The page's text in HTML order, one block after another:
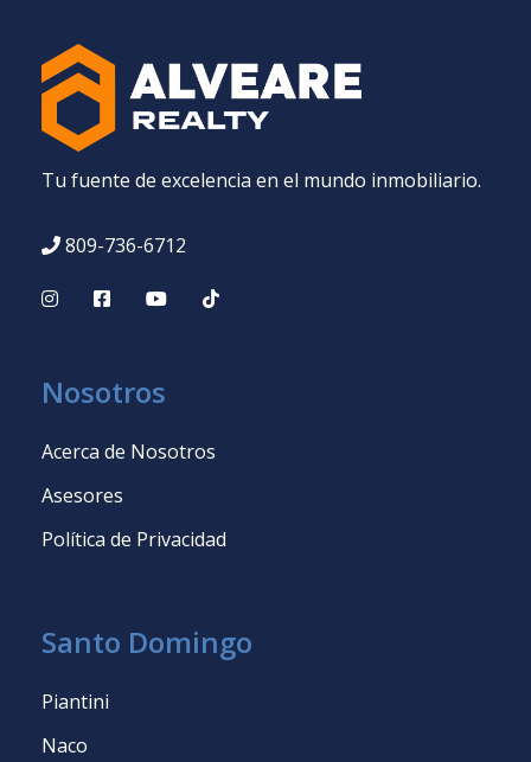
Tu fuente de excelencia en el mundo inmobiliario.
809-736-6712
Nosotros
Acerca de Nosotros
Asesores
Política de Privacidad
Santo Domingo
Piantini
Naco